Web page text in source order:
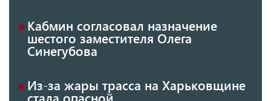
Кабмин согласовал назначение
шестого заместителя Олега
Синегубова
Из-за жары трасса на Харьковщине
стала опасной